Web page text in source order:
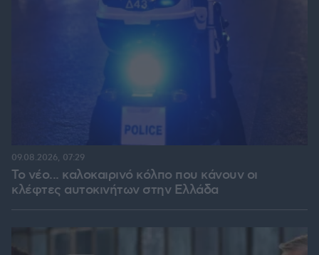
Το νέο... καλοκαιρινό κόλπο που κάνουν οι
κλέφτες αυτοκινήτων στην Ελλάδα
09.08.2026, 07:29